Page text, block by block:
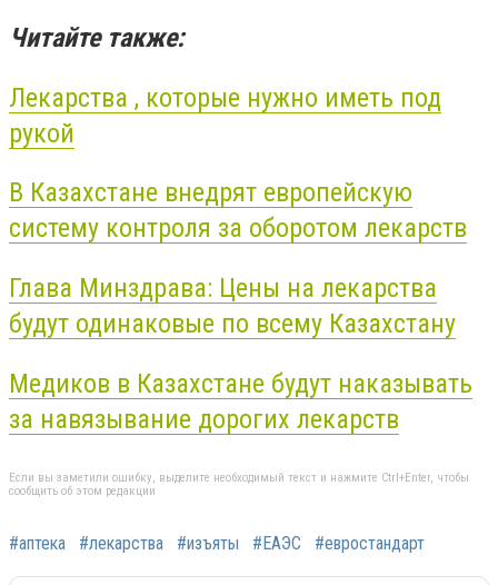
Читайте также:
Лекарства , которые нужно иметь под
рукой
В Казахстане внедрят европейскую
систему контроля за оборотом лекарств
Глава Минздрава: Цены на лекарства
будут одинаковые по всему Казахстану
Медиков в Казахстане будут наказывать
за навязывание дорогих лекарств
Если вы заметили ошибку, выделите необходимый текст и нажмите Ctrl+Enter, чтобы
сообщить об этом редакции
#аптека #лекарства #изъяты #ЕАЭС #евростандарт